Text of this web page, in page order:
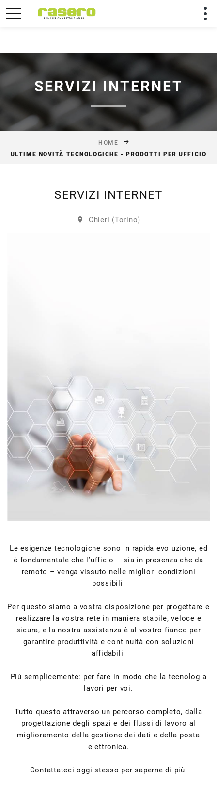
Utilizziamo solo cookies tecnici per rendere migliore la
tua permanenza sul sito.
SERVIZI INTERNET
HOME
ULTIME NOVITÀ TECNOLOGICHE - PRODOTTI PER UFFICIO
SERVIZI INTERNET
Chieri (Torino)
Le esigenze tecnologiche sono in rapida evoluzione, ed
è fondamentale che l’ufficio – sia in presenza che da
remoto – venga vissuto nelle migliori condizioni
possibili.
Per questo siamo a vostra disposizione per progettare e
realizzare la vostra rete in maniera stabile, veloce e
sicura, e la nostra assistenza è al vostro fianco per
garantire produttività e continuità con soluzioni
affidabili.
Più semplicemente: per fare in modo che la tecnologia
lavori per voi.
Tutto questo attraverso un percorso completo, dalla
progettazione degli spazi e dei flussi di lavoro al
miglioramento della gestione dei dati e della posta
elettronica.
Contattateci oggi stesso per saperne di più!